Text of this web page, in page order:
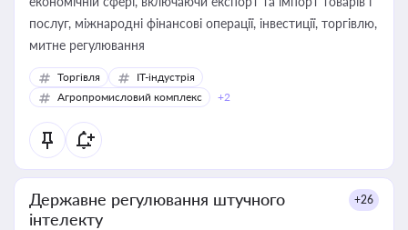
послуг, міжнародні фінансові операції, інвестиції, торгівлю,
митне регулювання
Торгівля
IT-індустрія
Агропромисловий комплекс
+2
Державне регулювання штучного
інтелекту
+26